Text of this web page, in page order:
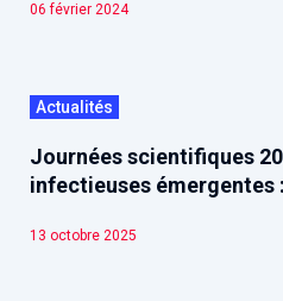
06 février 2024
Actualités
Journées scientifiques
infectieuses émergentes
13 octobre 2025